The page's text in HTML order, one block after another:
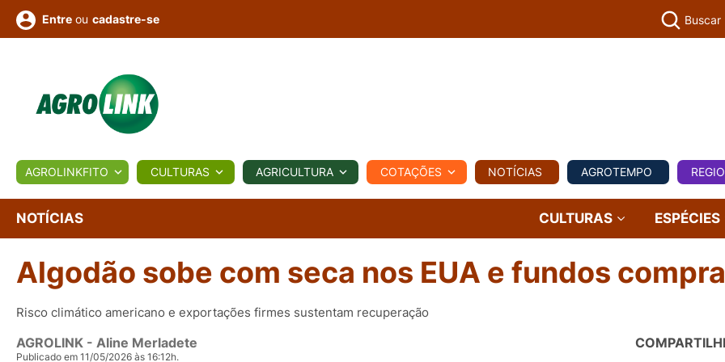
BIOLÓGICOS COTAÇÕES NOTÍCIAS AGROTEMPO REGIONAL COMERCIAL AGROVIAGENS
Conversor Colunistas Eventos
e
Vídeos
Entre ou cadastre-se Buscar
AGROLINKFITO CULTURAS AGRICULTURA COTAÇÕES NOTÍCIAS AGROTEMPO
NOTÍCIAS CULTURAS ESPÉCIES
Algodão sobe com seca nos EUA e fundos
Risco climático americano e exportações firmes sustentam recuperação
AGROLINK - Aline Merladete
Publicado em 11/05/2026 às 16:12h.